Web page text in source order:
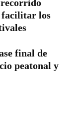
recorrido
facilitar los
final de
peatonal y